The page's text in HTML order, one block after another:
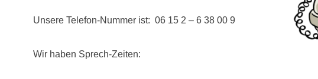
Unsere Telefon-Nummer ist: 06 15 2 – 6 38 00 9
Wir haben Sprech-Zeiten: